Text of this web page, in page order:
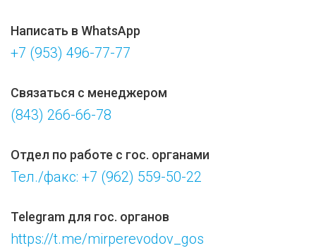
Написать в WhatsApp
+7 (953) 496-77-77
Связаться с менеджером
(843) 266-66-78
Отдел по работе с гос. органами
Тел./факс: +7 (962) 559-50-22
Telegram для гос. органов
https://t.me/mirperevodov_gos